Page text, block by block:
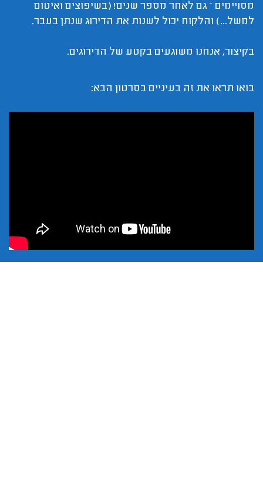
מסויימים – גם לאחר מספר שנים! (בשיפוצים ואיטום
למשל...) והלקוח יכול לשנות את הדירוג שנתן בעבר.
בקיצור, אנחנו משוגעים בקטע של הדירוגים.
בואו תראו את זה בעיניים בסרטון הבא: